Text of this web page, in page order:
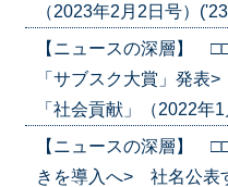
（2023年2月2日号）
【ニュースの深層】
「サブスク大賞」発表
「社会貢献」（2022年
【ニュースの深層】
きを導入へ> 社名公表